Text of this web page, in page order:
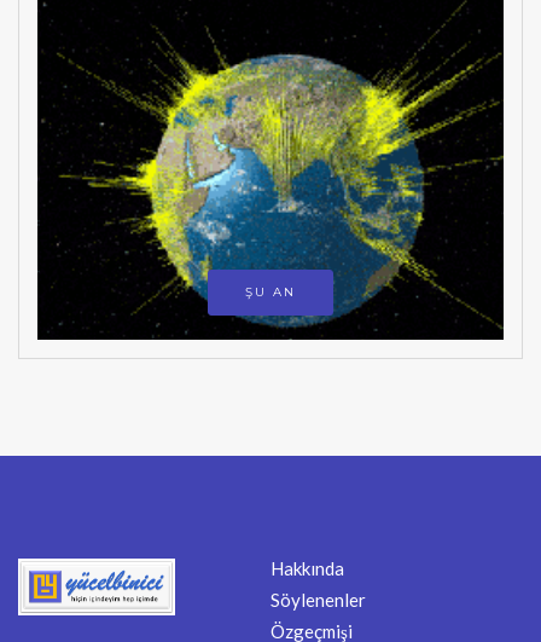
ŞU AN
Hakkında
Söylenenler
Özgeçmişi